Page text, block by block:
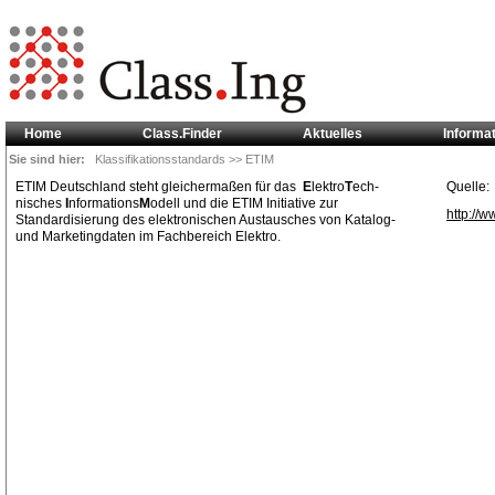
Sie sind hier: Klassifikationsstandards >> ETIM
Home Class.Finder Aktuelles
ETIM Deutschland steht gleichermaßen für das E lektroTech-
nisches nformationsModell und die ETIM Initiative zur
Standardisierung des elektronischen Austausches von Katalog-
und Marketingdaten im Fachbereich Elektro.
Quelle:
http://